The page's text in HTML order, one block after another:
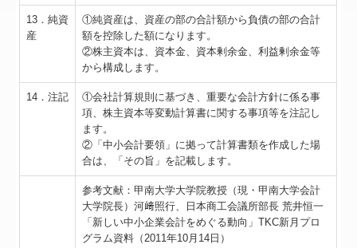
13．純資
産
①純資産は、資産の部の合計額から負債の部の合計
額を控除した額になります。
②株主資本は、資本金、資本剰余金、利益剰余金等
から構成します。
14．注記
①会社計算規則に基づき、重要な会計方針に係る事
項、株主資本等変動計算書に関する事項等を注記し
ます。
②「中小会計要領」に拠って計算書類を作成した場
合は、「その旨」を記載します。
参考文献：甲南大学大学院教授（現・甲南大学会計
大学院長）河﨑照行、日本商工会議所部長 荒井恒一
「新しい中小企業会計をめぐる動向」TKC新月プロ
グラム資料（2011年10月14日）